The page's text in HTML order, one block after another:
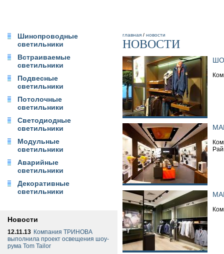
Шинопроводные
светильники
Встраиваемые
светильники
Подвесные
светильники
Потолочные
светильники
Светодиодные
светильники
Модульные
светильники
Аварийные
светильники
Декоративные
светильники
Новости
12.11.13 Компания ТРИНОВА
выполнила проект освещения шоу-
рума Tom Tailor
главная / новости
НОВОСТИ